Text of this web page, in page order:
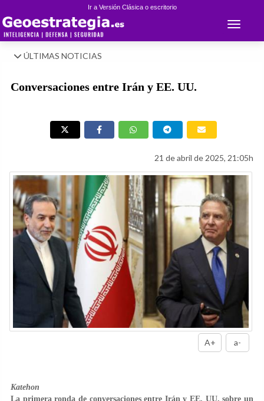
Ir a Versión Clásica o escritorio
Toggle
ÚLTIMAS NOTICIAS
Conversaciones entre Irán y EE. UU.
21 de abril de 2025, 21:05h
A+ a-
Katehon
La primera ronda de conversaciones entre Irán y EE. UU. sobre un